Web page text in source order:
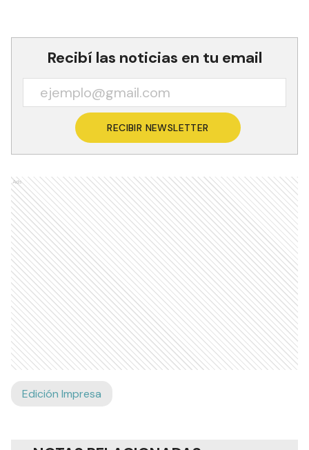
Recibí las noticias en tu email
RECIBIR NEWSLETTER
Ads
Edición Impresa